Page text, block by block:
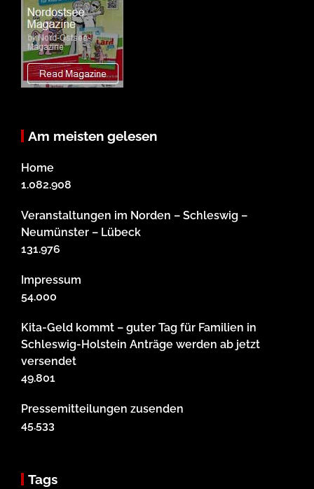
Am meisten gelesen
Home
1.082.908
Veranstaltungen im Norden – Schleswig –
Neumünster – Lübeck
131.976
Impressum
54.000
Kita-Geld kommt – guter Tag für Familien in
Schleswig-Holstein Anträge werden ab jetzt
versendet
49.801
Pressemitteilungen zusenden
45.533
Tags